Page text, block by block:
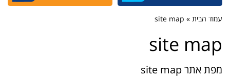
עמוד הבית » site map
site map
מפת אתר site map